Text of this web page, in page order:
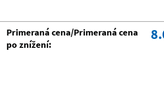
Primeraná cena/Primeraná cena
po znížení: